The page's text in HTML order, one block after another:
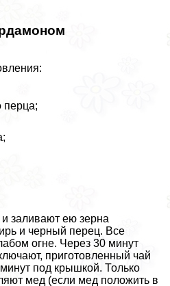
перца;
заливают ею зерна
и черный перец. Все
огне. Через 30 минут
приготовленный чай
под крышкой. Только
мед (если мед положить в